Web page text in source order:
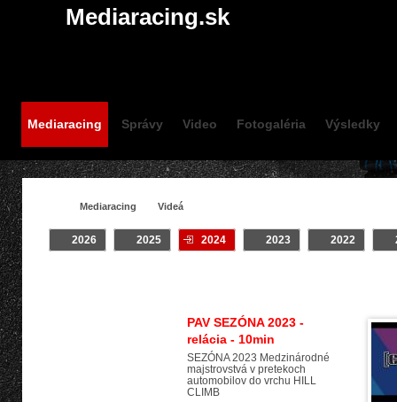
Mediaracing.sk
Mediaracing Správy Video Fotogaléria Výsledky
Mediaracing Videá
2026 2025 2024 2023 2022
PAV SEZÓNA 2023 -
relácia - 10min
SEZÓNA 2023 Medzinárodné
majstrovstvá v pretekoch
automobilov do vrchu HILL
CLIMB